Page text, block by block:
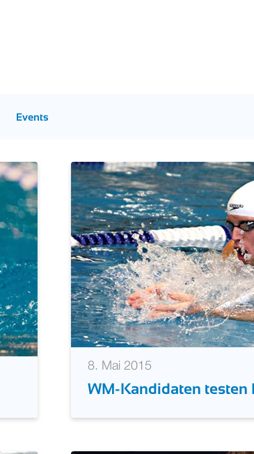
Events
8. Mai 2015
WM-Kandidaten testen